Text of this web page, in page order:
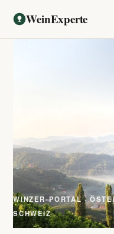
WeinExperte
WINZER-PORTAL ·
SCHWEIZ